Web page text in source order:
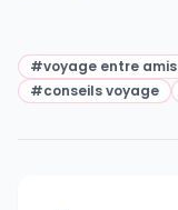
#voyage entre amis
#conseils voyage